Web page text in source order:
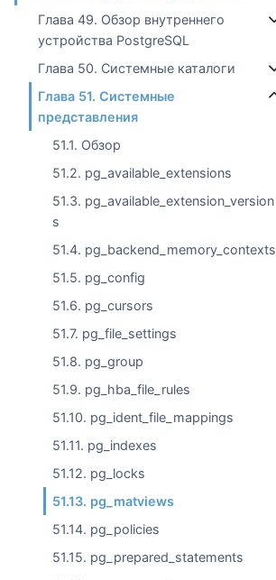
Глава 49. Обзор внутреннего
устройства PostgreSQL
Глава 50. Системные каталоги
Глава 51. Системные
представления
51.1. Обзор
51.2. pg_available_extensions
51.3. pg_available_extension_version
s
51.4. pg_backend_memory_contexts
51.5. pg_config
51.6. pg_cursors
51.7. pg_file_settings
51.8. pg_group
51.9. pg_hba_file_rules
51.10. pg_ident_file_mappings
51.11. pg_indexes
51.12. pg_locks
51.13. pg_matviews
51.14. pg_policies
51.15. pg_prepared_statements